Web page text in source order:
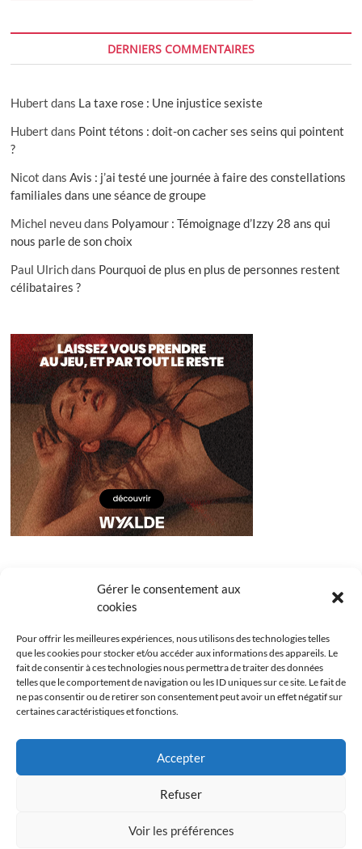
Gérer le consentement aux
cookies
Pour offrir les meilleures expériences, nous utilisons des technologies telles
que les cookies pour stocker et/ou accéder aux informations des appareils. Le
fait de consentir à ces technologies nous permettra de traiter des données
telles que le comportement de navigation ou les ID uniques sur ce site. Le fait de
ne pas consentir ou de retirer son consentement peut avoir un effet négatif sur
certaines caractéristiques et fonctions.
Accepter
Refuser
Voir les préférences
DERNIERS COMMENTAIRES
Hubert dans La taxe rose : Une injustice sexiste
Hubert dans Point tétons : doit-on cacher ses seins qui pointent
?
Nicot dansAvis : j’ai testé une journée à faire des constellations
familiales dans une séance de groupe
Michel neveudans Polyamour : Témoignage d’Izzy 28 ans qui
nous parle de son choix
Paul Ulrichdans Pourquoi de plus en plus de personnes restent
célibataires ?
Politique de cookies (UE)
| Designed by:Theme Freesia| WordPress